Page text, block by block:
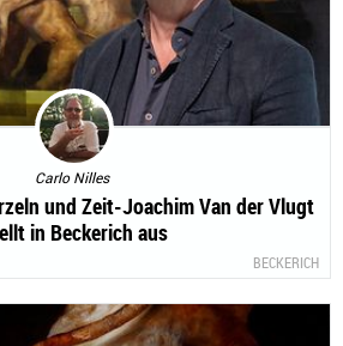
Carlo Nilles
und Zeit-Joachim Van der Vlugt
in Beckerich aus
BECKERICH